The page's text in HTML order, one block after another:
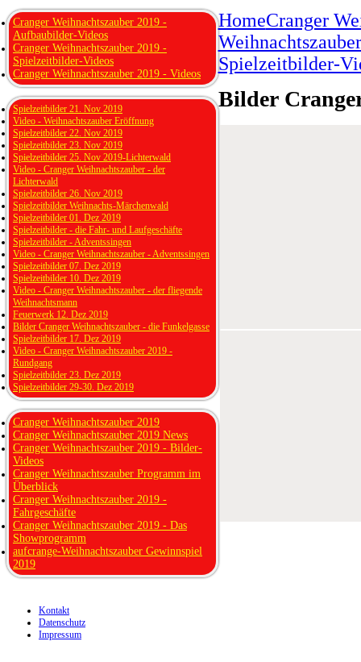
HomeCranger
Spielzeitbilder-
Bilder
Cranger Weihnachtszauber 2019 -
Aufbaubilder-Videos
Cranger Weihnachtszauber 2019 -
Spielzeitbilder-Videos
Cranger Weihnachtszauber 2019 - Videos
Spielzeitbilder 21. Nov 2019
Video - Weihnachtszauber Eröffnung
Spielzeitbilder 22. Nov 2019
Spielzeitbilder 23. Nov 2019
Spielzeitbilder 25. Nov 2019-Lichterwald
Video - Cranger Weihnachtszauber - der
Lichterwald
Spielzeitbilder 26. Nov 2019
Spielzeitbilder Weihnachts-Märchenwald
Spielzeitbilder 01. Dez 2019
Spielzeitbilder - die Fahr- und Laufgeschäfte
Spielzeitbilder - Adventssingen
Video - Cranger Weihnachtszauber - Adventssingen
Spielzeitbilder 07. Dez 2019
Spielzeitbilder 10. Dez 2019
Video - Cranger Weihnachtszauber - der fliegende
Weihnachtsmann
Feuerwerk 12. Dez 2019
Bilder Cranger Weihnachtszauber - die Funkelgasse
Spielzeitbilder 17. Dez 2019
Video - Cranger Weihnachtszauber 2019 -
Rundgang
Spielzeitbilder 23. Dez 2019
Spielzeitbilder 29-30. Dez 2019
Cranger Weihnachtszauber 2019
Cranger Weihnachtszauber 2019 News
Cranger Weihnachtszauber 2019 - Bilder-
Videos
Cranger Weihnachtszauber Programm im
Überblick
Cranger Weihnachtszauber 2019 -
Fahrgeschäfte
Cranger Weihnachtszauber 2019 - Das
Showprogramm
aufcrange-Weihnachtszauber Gewinnspiel
2019
Kontakt
Datenschutz
Impressum